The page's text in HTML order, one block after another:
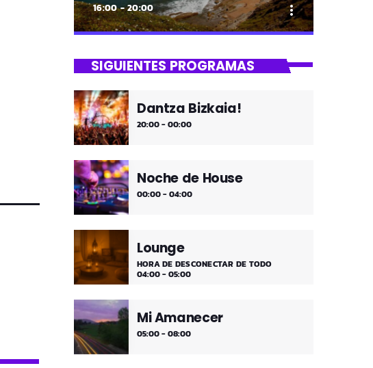
16:00 - 20:00 more_vert
Uda da!
¡Toda la música!
SIGUIENTES PROGRAMAS
Dantza Bizkaia!
20:00 - 00:00
Noche de House
00:00 - 04:00
Lounge
HORA DE DESCONECTAR DE TODO
04:00 - 05:00
Mi Amanecer
05:00 - 08:00